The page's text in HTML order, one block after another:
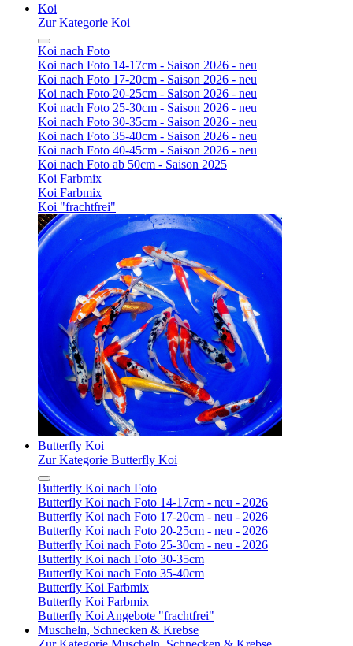
Koi
Zur Kategorie Koi
Koi nach Foto
Koi nach Foto 14-17cm - Saison 2026 - neu
Koi nach Foto 17-20cm - Saison 2026 - neu
Koi nach Foto 20-25cm - Saison 2026 - neu
Koi nach Foto 25-30cm - Saison 2026 - neu
Koi nach Foto 30-35cm - Saison 2026 - neu
Koi nach Foto 35-40cm - Saison 2026 - neu
Koi nach Foto 40-45cm - Saison 2026 - neu
Koi nach Foto ab 50cm - Saison 2025
Koi Farbmix
Koi Farbmix
Koi "frachtfrei"
Butterfly Koi
Zur Kategorie Butterfly Koi
Butterfly Koi nach Foto
Butterfly Koi nach Foto 14-17cm - neu - 2026
Butterfly Koi nach Foto 17-20cm - neu - 2026
Butterfly Koi nach Foto 20-25cm - neu - 2026
Butterfly Koi nach Foto 25-30cm - neu - 2026
Butterfly Koi nach Foto 30-35cm
Butterfly Koi nach Foto 35-40cm
Butterfly Koi Farbmix
Butterfly Koi Farbmix
Butterfly Koi Angebote "frachtfrei"
Muscheln, Schnecken & Krebse